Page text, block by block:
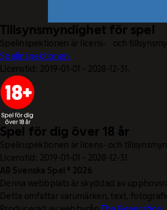
Tillsynsmyndighet för spel
Spelinspektionen är licens- och
Spelinspektionen.
Licenstid: 2019-01-01 - 2028-12-31.
Spel för dig över 18 år
Spelinspektionen är licens- och
Licenstid: 2019-01-01 - 2028-12-31.
AB Svenska Spel © 2026
Denna webbplats är skyddad av
Detta omfattar varumärken, text,